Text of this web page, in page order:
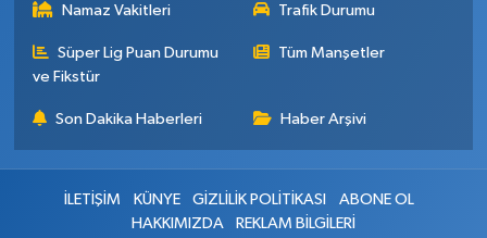
Namaz Vakitleri Trafik Durumu
Süper Lig Puan Durumu
ve Fikstür
Tüm Manşetler
Son Dakika Haberleri Haber Arşivi
İLETİŞİM KÜNYE GİZLİLİK POLİTİKASI
ABONE OL
HAKKIMIZDA
REKLAM BİLGİLERİ